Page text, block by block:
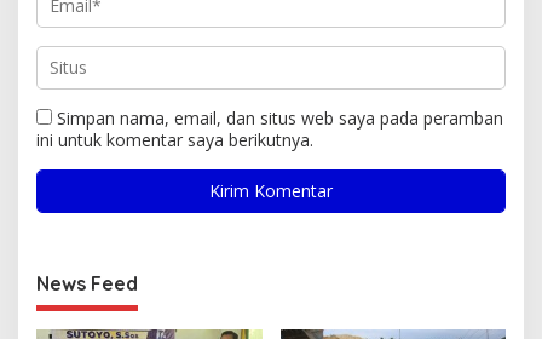
Simpan nama, email, dan situs web saya pada peramban
ini untuk komentar saya berikutnya.
News Feed